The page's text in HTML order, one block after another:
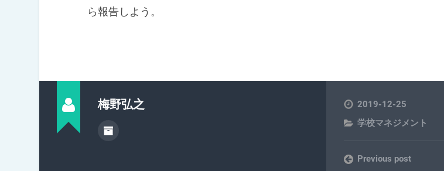
ら報告しよう。
梅野弘之
2019-12-25
学校マネジメント
Previous post